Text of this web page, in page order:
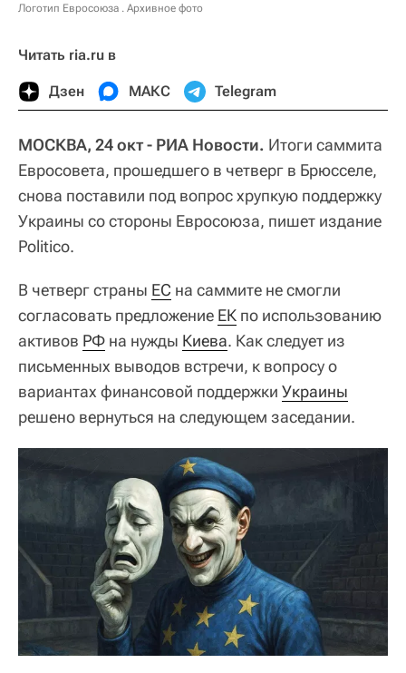
Логотип Евросоюза . Архивное фото
Читать ria.ru в
Дзен МАКС Telegram
МОСКВА, 24 окт - РИА Новости. Итоги саммита
Евросовета, прошедшего в четверг в Брюсселе,
снова поставили под вопрос хрупкую поддержку
Украины со стороны Евросоюза, пишет издание
Politico.
В четверг страны ЕС на саммите не смогли
согласовать предложение ЕК по использованию
активов РФ на нужды Киева. Как следует из
письменных выводов встречи, к вопросу о
вариантах финансовой поддержки Украины
решено вернуться на следующем заседании.